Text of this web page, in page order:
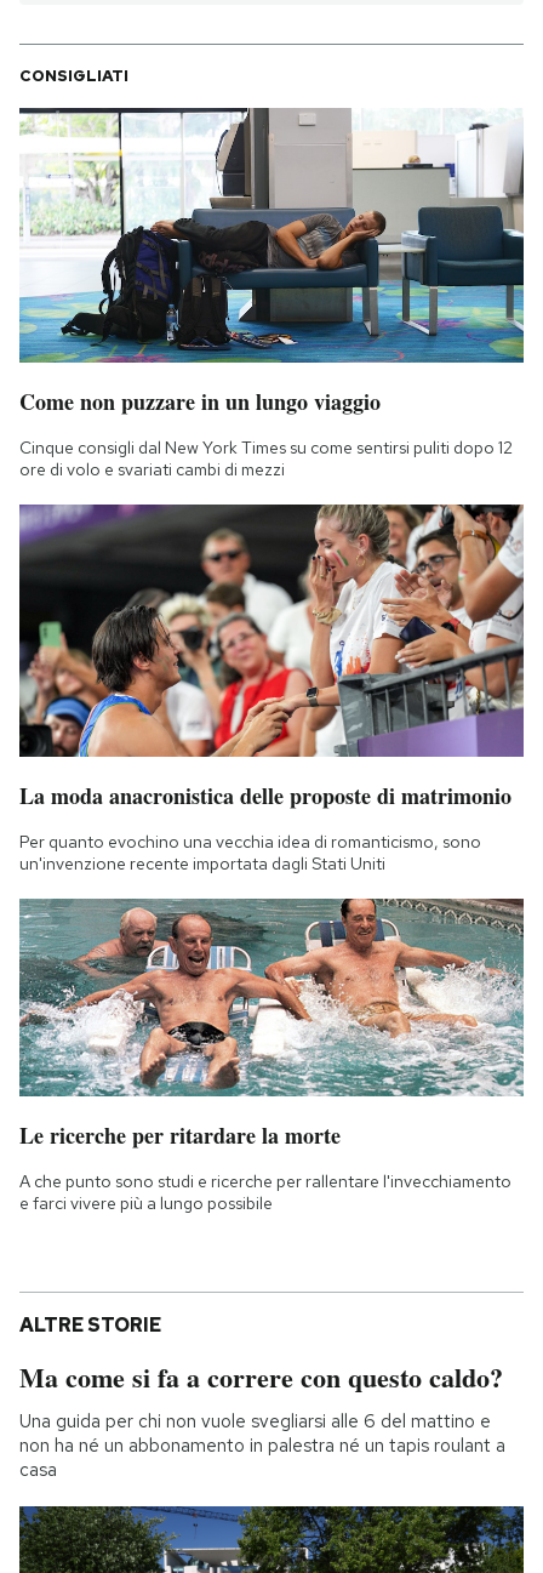
CONSIGLIATI
Come non puzzare in un lungo viaggio
Cinque consigli dal New York Times su come sentirsi puliti dopo 12
ore di volo e svariati cambi di mezzi
La moda anacronistica delle proposte di matrimonio
Per quanto evochino una vecchia idea di romanticismo, sono
un'invenzione recente importata dagli Stati Uniti
Le ricerche per ritardare la morte
A che punto sono studi e ricerche per rallentare l'invecchiamento
e farci vivere più a lungo possibile
ALTRE STORIE
Ma come si fa a correre con questo caldo?
Una guida per chi non vuole svegliarsi alle 6 del mattino e
non ha né un abbonamento in palestra né un tapis roulant a
casa